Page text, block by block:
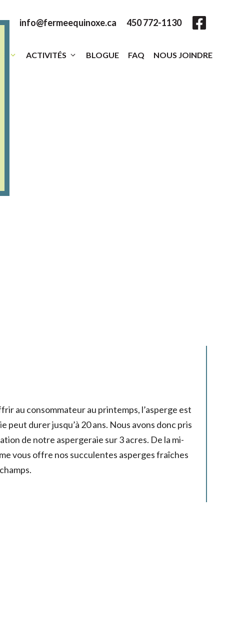
info@fermeequinoxe.ca 450 772-1130
ACTIVITÉS BLOGUE FAQ NOUS JOINDRE
au consommateur au printemps, l’asperge est
peut durer jusqu’à 20 ans. Nous avons donc pris
de notre aspergeraie sur 3 acres. De la mi-
vous offre nos succulentes asperges fraîches